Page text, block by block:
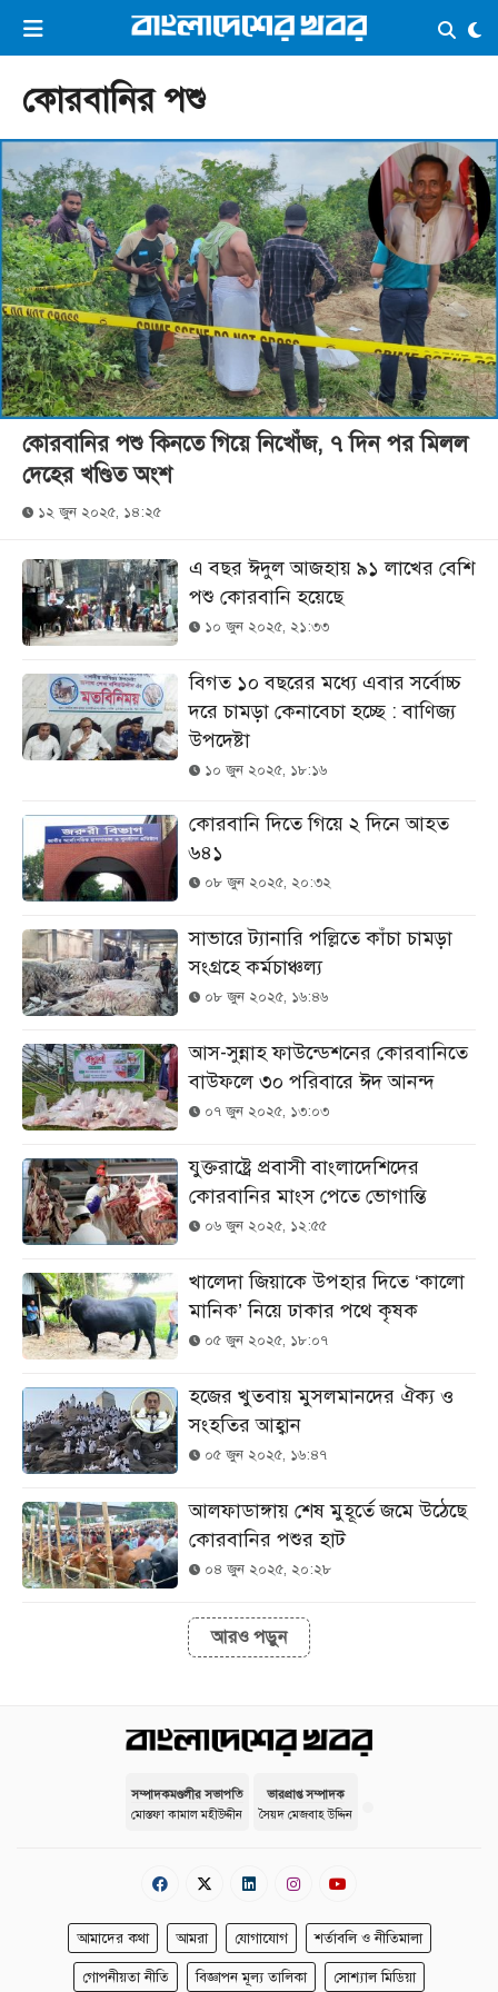
ভিডিও ই-পেপার লগইন ×
প্রচ্ছদ
সর্বশেষ
সব বিভাগ
আর্কাইভ
কনভার্টার
কোরবানির পশু
কোরবানির পশু কিনতে গিয়ে নিখোঁজ, ৭ দিন পর মিলল
দেহের খণ্ডিত অংশ
১২ জুন ২০২৫, ১৪:২৫
এ বছর ঈদুল আজহায় ৯১ লাখের বেশি
পশু কোরবানি হয়েছে
১০ জুন ২০২৫, ২১:৩৩
বিগত ১০ বছরের মধ্যে এবার সর্বোচ্চ
দরে চামড়া কেনাবেচা হচ্ছে : বাণিজ্য
উপদেষ্টা
১০ জুন ২০২৫, ১৮:১৬
কোরবানি দিতে গিয়ে ২ দিনে আহত
৬৪১
০৮ জুন ২০২৫, ২০:৩২
সাভারে ট্যানারি পল্লিতে কাঁচা চামড়া
সংগ্রহে কর্মচাঞ্চল্য
০৮ জুন ২০২৫, ১৬:৪৬
আস-সুন্নাহ ফাউন্ডেশনের কোরবানিতে
বাউফলে ৩০ পরিবারে ঈদ আনন্দ
০৭ জুন ২০২৫, ১৩:০৩
যুক্তরাষ্ট্রে প্রবাসী বাংলাদেশিদের
কোরবানির মাংস পেতে ভোগান্তি
০৬ জুন ২০২৫, ১২:৫৫
খালেদা জিয়াকে উপহার দিতে ‘কালো
মানিক’ নিয়ে ঢাকার পথে কৃষক
০৫ জুন ২০২৫, ১৮:০৭
হজের খুতবায় মুসলমানদের ঐক্য ও
সংহতির আহ্বান
০৫ জুন ২০২৫, ১৬:৪৭
আলফাডাঙ্গায় শেষ মুহূর্তে জমে উঠেছে
কোরবানির পশুর হাট
০৪ জুন ২০২৫, ২০:২৮
আরও পড়ুন
সম্পাদকমণ্ডলীর সভাপতি
মোস্তফা কামাল মহীউদ্দীন
ভারপ্রাপ্ত সম্পাদক
সৈয়দ মেজবাহ উদ্দিন
আমাদের কথা আমরা যোগাযোগ শর্তাবলি ও নীতিমালা
গোপনীয়তা নীতি বিজ্ঞাপন মূল্য তালিকা সোশ্যাল মিডিয়া